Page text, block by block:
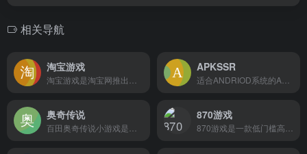
相关导航
淘宝游戏 APKSSR
奥奇传说 870游戏